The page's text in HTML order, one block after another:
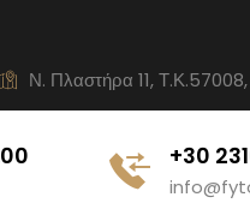
Ν. Πλαστήρα 11,
+30